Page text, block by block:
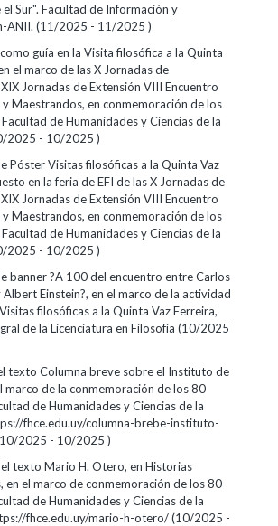
Sur". Facultad de Información y
ANII. (11/2025 - 11/2025 )
guía en la Visita filosófica a la Quinta
el marco de las X Jornadas de
Jornadas de Extensión VIII Encuentro
y Maestrandos, en conmemoración de los
de Humanidades y Ciencias de la
2025 - 10/2025 )
Póster Visitas filosóficas a la Quinta Vaz
en la feria de EFI de las X Jornadas de
Jornadas de Extensión VIII Encuentro
y Maestrandos, en conmemoración de los
de Humanidades y Ciencias de la
2025 - 10/2025 )
banner ?A 100 del encuentro entre Carlos
Albert Einstein?, en el marco de la actividad
filosóficas a la Quinta Vaz Ferreira,
de la Licenciatura en Filosofía (10/2025
texto Columna breve sobre el Instituto de
marco de la conmemoración de los 80
de Humanidades y Ciencias de la
fhce.edu.uy/columna-brebe-instituto-
2025 - 10/2025 )
texto Mario H. Otero, en Historias
en el marco de conmemoración de los 80
de Humanidades y Ciencias de la
fhce.edu.uy/mario-h-otero/ (10/2025 -